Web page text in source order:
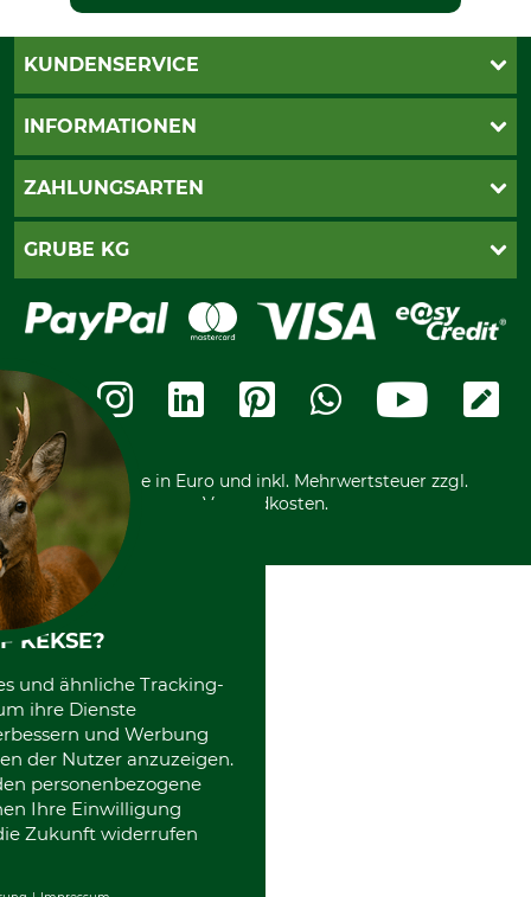
KUNDENSERVICE
Live-Shopping
Seilwindenprüfung
Cookie-Einstellungen
INFORMATIONEN
AGB
Bestellung widerrufen
Widerrufsformular
Kostenloser Rückversand
Nachhaltigkeit
Entsorgung und Umwelt
Datenschutz Print
ZAHLUNGSARTEN
PayPal
Bankeinzug
Ratenkauf
Vorkasse
GRUBE KG
Leitbild
Karriere
Ladengeschäft
Motorgeräteshop
Über uns
Community
International
Kooperationen
Alle Preise in Euro und inkl. Mehrwertsteuer zzgl.
Versandkosten.
KEKSE?
und ähnliche Tracking-
ihre Dienste
und Werbung
der Nutzer anzuzeigen.
personenbezogene
Ihre Einwilligung
Zukunft widerrufen